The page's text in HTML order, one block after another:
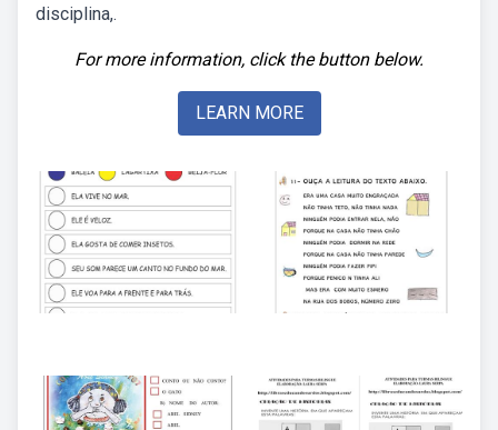
disciplina,.
For more information, click the button below.
LEARN MORE